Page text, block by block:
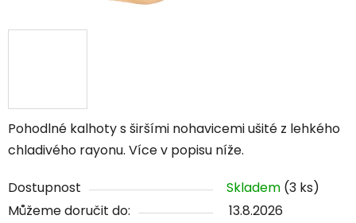
Pohodlné kalhoty s širšími nohavicemi ušité z lehkého
chladivého rayonu. Více v popisu níže.
Dostupnost Skladem (3 ks)
Můžeme doručit do:
13.8.2026